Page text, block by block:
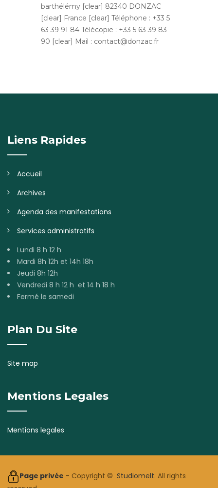
barthélémy [clear] 82340 DONZAC
[clear] France [clear] Téléphone : +33 5
63 39 91 84 Télécopie : +33 5 63 39 83
90 [clear] Mail : contact@donzac.fr
Liens Rapides
Accueil
Archives
Agenda des manifestations
Services administratifs
Lundi 8 h 12 h
Mardi 8h 12h et 14h 18h
Jeudi 8h 12h
Vendredi 8 h 12 h et 14 h 18 h
Fermé le samedi
Plan Du Site
Site map
Mentions Legales
Mentions legales
Page privée - Copyright © Studiomelt. All rights